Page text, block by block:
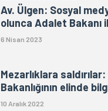
Av. Ülgen: Sosyal
olunca Adalet Bakanı
6 Nisan 2023
Mezarlıklara
Bakanlığının elinde
10 Aralık 2022